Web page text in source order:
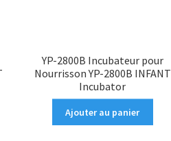
YP-2800B Incubateur pour
Nourrisson YP-2800B INFANT
Incubator
Ajouter au panier